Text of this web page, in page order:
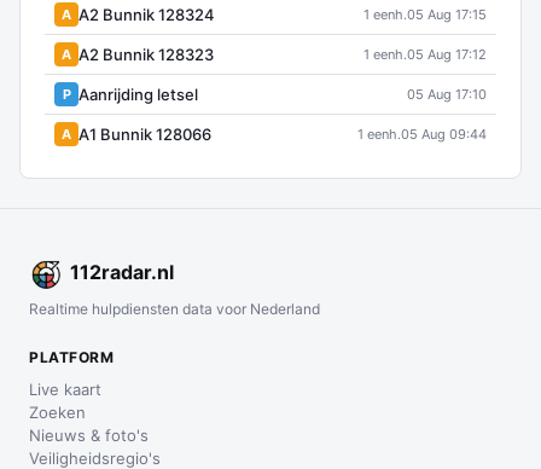
A A2 Bunnik 128324 1 eenh.05 Aug 17:15
A A2 Bunnik 128323 1 eenh.05 Aug 17:12
P Aanrijding letsel 05 Aug 17:10
A A1 Bunnik 128066 1 eenh.05 Aug 09:44
112radar.nl
Realtime hulpdiensten data voor Nederland
PLATFORM
Live kaart
Zoeken
Nieuws & foto's
Veiligheidsregio's